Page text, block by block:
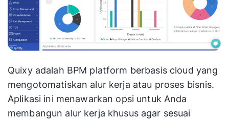
Quixy adalah BPM platform berbasis cloud yang
mengotomatiskan alur kerja atau proses bisnis.
Aplikasi ini menawarkan opsi untuk Anda
membangun alur kerja khusus agar sesuai